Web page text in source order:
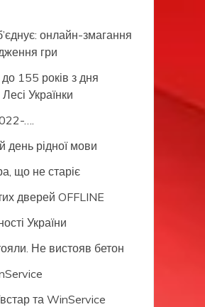
онлайн-змагання
гри
155 років з дня
Українки
….
день рідної мови
що не старіє
дверей OFFLINE
України
Не вистояв бетон
та WinService